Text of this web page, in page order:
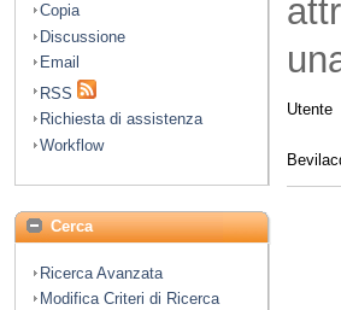
Copia
Discussione
Email
RSS
Richiesta di assistenza
Workflow
Cerca
Ricerca Avanzata
Modifica Criteri di Ricerca
Utente